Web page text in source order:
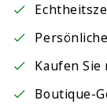
Kaufen
Boutique-